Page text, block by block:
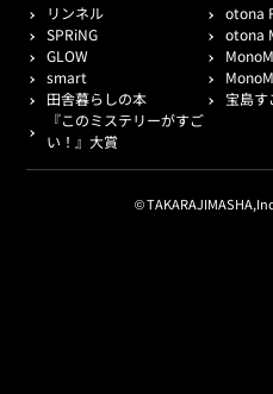
リンネル
otona
SPRiNG
otona
GLOW
smart
田舎暮らしの本
宝島す
『このミステリーがすご
い！』大賞
©